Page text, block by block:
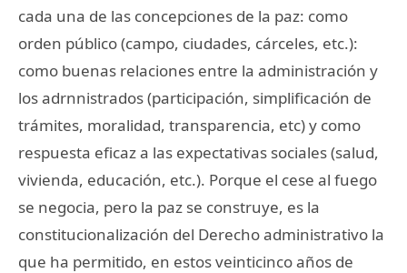
cada una de las concepciones de la paz: como
orden público (campo, ciudades, cárceles, etc.):
como buenas relaciones entre la administración y
los adrnnistrados (participación, simplificación de
trámites, moralidad, transparencia, etc) y como
respuesta eficaz a las expectativas sociales (salud,
vivienda, educación, etc.). Porque el cese al fuego
se negocia, pero la paz se construye, es la
constitucionalización del Derecho administrativo la
que ha permitido, en estos veinticinco años de